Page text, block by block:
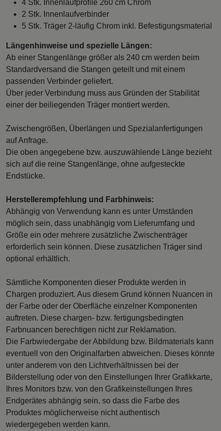
4 Stk. Innenlaufprofile 260 cm Chrom
2 Stk. Innenlaufverbinder
5 Stk. Träger 2-läufig Chrom inkl. Befestigungsmaterial
Längenhinweise und spezielle Längen:
Ab einer Stangenlänge größer als 240 cm werden beim
Standardversand die Stangen geteilt und mit einem
passenden Verbinder geliefert.
Über jeder Verbindung muss aus Gründen der Stabilität
einer der beiliegenden Träger montiert werden.
Zwischengrößen, Überlängen und Spezialanfertigungen
auf Anfrage.
Die oben angegebene bzw. auszuwählende Länge bezieht
sich auf die reine Stangenlänge, ohne aufgesteckte
Endstücke.
Herstellerempfehlung und Farbhinweis:
Abhängig von Verwendung kann es unter Umständen
möglich sein, dass unabhängig vom Lieferumfang und
Größe ein oder mehrere zusätzliche Zwischenträger
erforderlich sein können. Diese zusätzlichen Träger sind
optional erhältlich.
Sämtliche Komponenten dieser Produkte werden in
Chargen produziert. Aus diesem Grund können Nuancen in
der Farbe oder der Oberfläche einzelner Komponenten
auftreten. Diese chargen- bzw. fertigungsbedingten
Farbnuancen berechtigen nicht zur Reklamation.
Die Farbwiedergabe der Abbildung bzw. Bildmaterials kann
eventuell von den Originalfarben abweichen. Dieses könnte
unter anderem von den Lichtverhältnissen bei der
Bilderstellung oder von den Einstellungen Ihrer Grafikkarte,
Ihres Monitors bzw. von den Grafikeinstellungen Ihres
Endgerätes abhängig sein, so dass die Farbe des
Produktes möglicherweise nicht authentisch
wiedergegeben werden kann.